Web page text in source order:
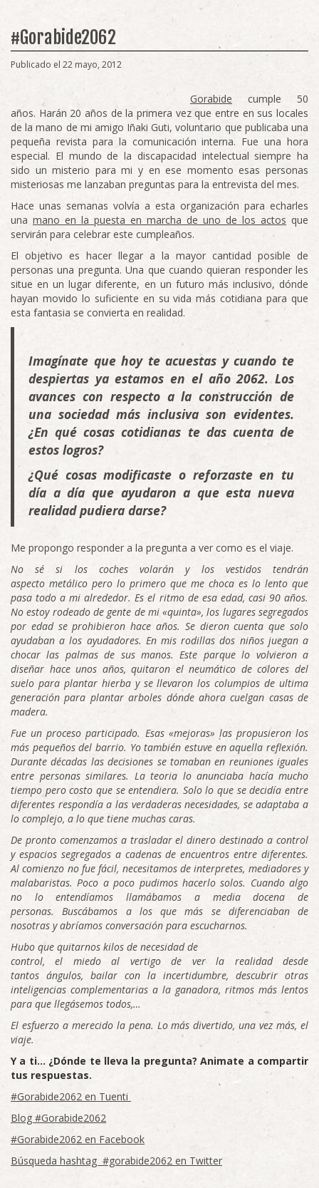
#Gorabide2062
Publicado el 22 mayo, 2012
Gorabide cumple 50
años. Harán 20 años de la primera vez que entre en sus locales
de la mano de mi amigo Iñaki Guti, voluntario que publicaba una
pequeña revista para la comunicación interna. Fue una hora
especial. El mundo de la discapacidad intelectual siempre ha
sido un misterio para mi y en ese momento esas personas
misteriosas me lanzaban preguntas para la entrevista del mes.
Hace unas semanas volvía a esta organización para echarles
una mano en la puesta en marcha de uno de los actos que
servirán para celebrar este cumpleaños.
El objetivo es hacer llegar a la mayor cantidad posible de
personas una pregunta. Una que cuando quieran responder les
situe en un lugar diferente, en un futuro más inclusivo, dónde
hayan movido lo suficiente en su vida más cotidiana para que
esta fantasia se convierta en realidad.
Imagínate que hoy te acuestas y cuando te
despiertas ya estamos en el año 2062. Los
avances con respecto a la construcción de
una sociedad más inclusiva son evidentes.
¿En qué cosas cotidianas te das cuenta de
estos logros?
¿Qué cosas modificaste o reforzaste en tu
día a día que ayudaron a que esta nueva
realidad pudiera darse?
Me propongo responder a la pregunta a ver como es el viaje.
No sé si los coches volarán y los vestidos tendrán
aspecto metálico pero lo primero que me choca es lo lento que
pasa todo a mi alrededor. Es el ritmo de esa edad, casi 90 años.
No estoy rodeado de gente de mi «quinta», los lugares segregados
por edad se prohibieron hace años. Se dieron cuenta que solo
ayudaban a los ayudadores. En mis rodillas dos niños juegan a
chocar las palmas de sus manos. Este parque lo volvieron a
diseñar hace unos años, quitaron el neumático de colores del
suelo para plantar hierba y se llevaron los columpios de ultima
generación para plantar arboles dónde ahora cuelgan casas de
madera.
Fue un proceso participado. Esas «mejoras» las propusieron los
más pequeños del barrio. Yo también estuve en aquella reflexión.
Durante décadas las decisiones se tomaban en reuniones iguales
entre personas similares. La teoria lo anunciaba hacía mucho
tiempo pero costo que se entendiera. Solo lo que se decidía entre
diferentes respondía a las verdaderas necesidades, se adaptaba a
lo complejo, a lo que tiene muchas caras.
De pronto comenzamos a trasladar el dinero destinado a control
y espacios segregados a cadenas de encuentros entre diferentes.
Al comienzo no fue fácil, necesitamos de interpretes, mediadores y
malabaristas. Poco a poco pudimos hacerlo solos. Cuando algo
no lo entendíamos llamábamos a media docena de
personas.Buscábamos a los que más se diferenciaban de
nosotras y abríamos conversación para escucharnos.
Hubo que quitarnos kilos de necesidad de
control, el miedo al vertigo de ver la realidad desde
tantos ángulos, bailar con la incertidumbre, descubrir otras
inteligencias complementarias a la ganadora, ritmos más lentos
para que llegásemos todos,…
El esfuerzo a merecido la pena. Lo más divertido, una vez más, el
viaje.
Y a ti… ¿Dónde te lleva la pregunta? Animate a compartir
tus respuestas.
#Gorabide2062 en Tuenti
Blog #Gorabide2062
#Gorabide2062 en Facebook
Búsqueda hashtag #gorabide2062 en Twitter